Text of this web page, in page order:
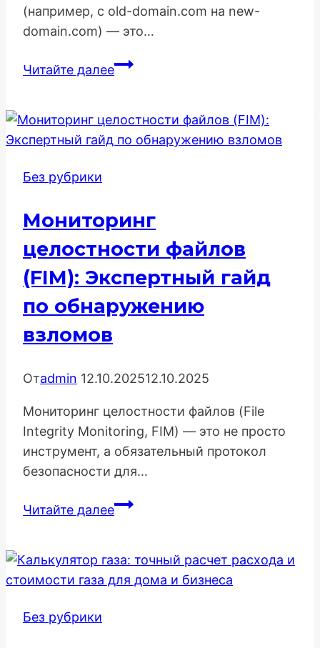
(например, с old-domain.com на new-
domain.com) — это…
Читайте далееНастройка
смены
домена
Без рубрики
Мониторинг
целостности файлов
(FIM): Экспертный гайд
по обнаружению
взломов
Отadmin 12.10.202512.10.2025
Мониторинг целостности файлов (File
Integrity Monitoring, FIM) — это не просто
инструмент, а обязательный протокол
безопасности для…
Читайте далееМониторинг
(FIM):
Экспертный
Без рубрики